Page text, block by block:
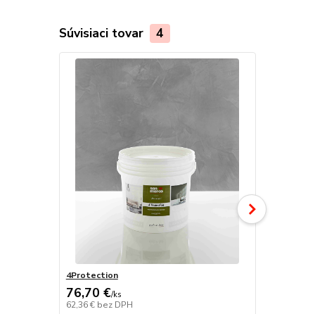
Súvisiaci tovar 4
4Protection
76,70 €/ks
62,36 € bez DPH